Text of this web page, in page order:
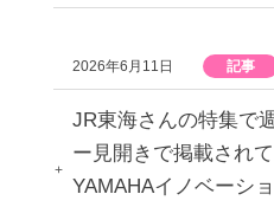
2026年6月11日 記事
JR東海さんの特集で
ー見開きで掲載され
YAMAHAイノベーシ